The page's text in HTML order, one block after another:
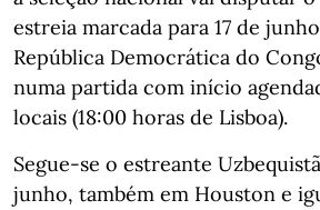
estreia marcada para 17 de
República Democrática do
numa partida com início
locais (18:00 horas de Lisboa).
Segue-se o estreante
junho, também em Houston e